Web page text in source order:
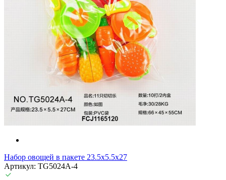
Набор овощей в пакете 23.5x5.5x27
Артикул: TG5024A-4